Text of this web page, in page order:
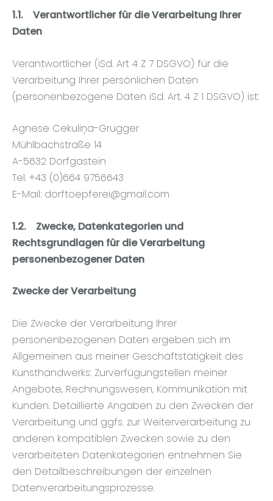
1.1.
Verantwortlicher für die Verarbeitung Ihrer
Daten
Verantwortlicher (iSd. Art 4 Z 7 DSGVO) für die
Verarbeitung Ihrer persönlichen Daten
(personenbezogene Daten iSd. Art. 4 Z 1 DSGVO) ist:
Agnese Cekuliņa-Grugger
Mühlbachstraße 14
A-5632 Dorfgastein
Tel. +43 (0)664 9756643
E-Mail: dorftoepferei@gmail.com
1.2.
Zwecke, Datenkategorien und
Rechtsgrundlagen für die Verarbeitung
personenbezogener Daten
Zwecke der Verarbeitung
Die Zwecke der Verarbeitung Ihrer
personenbezogenen Daten ergeben sich im
Allgemeinen aus meiner Geschäftstätigkeit des
Kunsthandwerks: Zurverfügungstellen meiner
Angebote, Rechnungswesen, Kommunikation mit
Kunden. Detaillierte Angaben zu den Zwecken der
Verarbeitung und ggfs. zur Weiterverarbeitung zu
anderen kompatiblen Zwecken sowie zu den
verarbeiteten Datenkategorien entnehmen Sie
den Detailbeschreibungen der einzelnen
Datenverarbeitungsprozesse.